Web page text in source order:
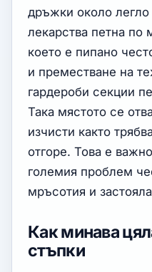
дръжки около
лекарства петна по
което е пипано
и преместване на
гардероби секции
Така мястото се
изчисти както
отгоре. Това е
големия проблем
мръсотия и
Как минава
стъпки